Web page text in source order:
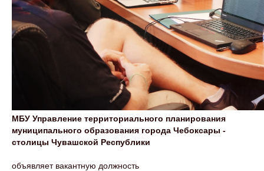
МБУ Управление территориального планирования
муниципального образования города Чебоксары -
столицы Чувашской Республики
объявляет вакантную должность